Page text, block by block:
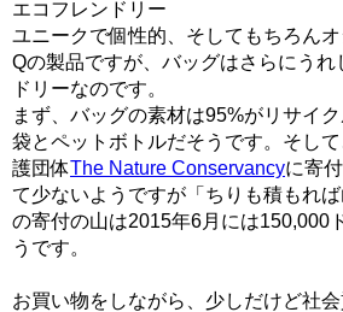
エコフレンドリー
ユニークで個性的、そしてもちろん
Qの製品ですが、バッグはさらにうれ
ドリーなのです。
まず、バッグの素材は95%がリサイ
袋とペットボトルだそうです。そし
護団体The Nature Conservancyに寄付
て少ないようですが「ちりも積もれ
の寄付の山は2015年6月には150,000
うです。
お買い物をしながら、少しだけど社